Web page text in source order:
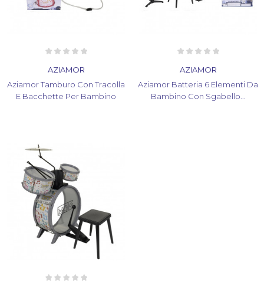
AZIAMOR
Aziamor Tamburo Con Tracolla
E Bacchette Per Bambino
AZIAMOR
Aziamor Batteria 6 Elementi Da
Bambino Con Sgabello...